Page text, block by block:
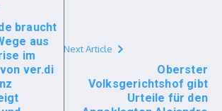
braucht
aus
im
ver.di
Next Article
Oberster
Volksgerichtshof gibt
Urteile für den